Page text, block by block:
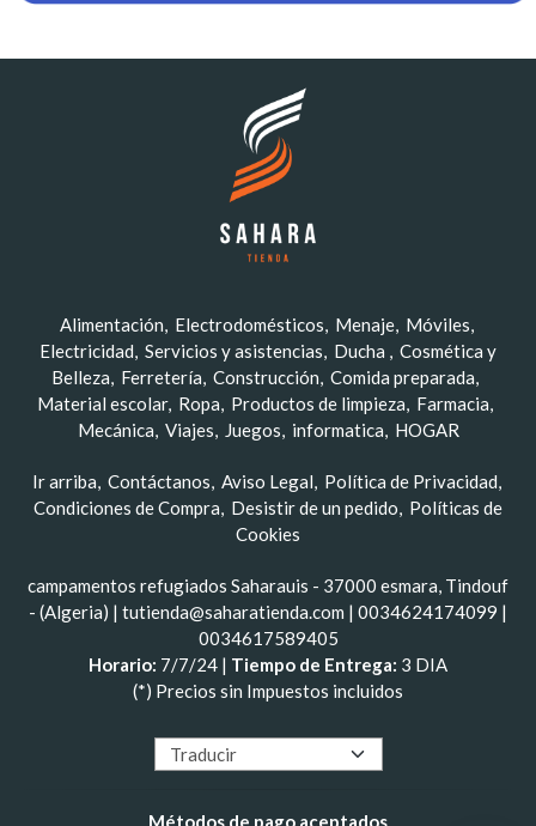
Alimentación Electrodomésticos Menaje Móviles
Electricidad Servicios y asistencias Ducha
Cosmética y
Belleza
Ferretería Construcción Comida preparada
Material escolar Ropa Productos de limpieza
Farmacia
Mecánica Viajes Juegos informatica HOGAR
Ir arriba Contáctanos Aviso Legal
Política de Privacidad
Condiciones de Compra
Desistir de un pedido
Políticas de
Cookies
campamentos refugiados Saharauis - 37000 esmara, Tindouf
- (Algeria) | tutienda@saharatienda.com | 0034624174099 |
0034617589405
Horario: 7/7/24 | Tiempo de Entrega: 3 DIA
(*) Precios sin Impuestos incluidos
Métodos de pago aceptados